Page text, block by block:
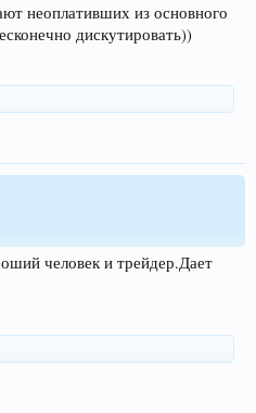
неоплативших из основного
дискутировать))
человек и трейдер.Дает